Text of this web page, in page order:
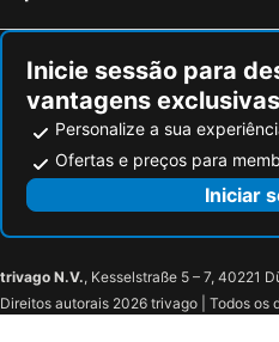
Inicie sessão para
vantagens
Personalize a sua
Ofertas e preços para
Iniciar
trivago N.V., Kesselstraße 5 – 7, 40221
Direitos autorais 2026 trivago | Todos os